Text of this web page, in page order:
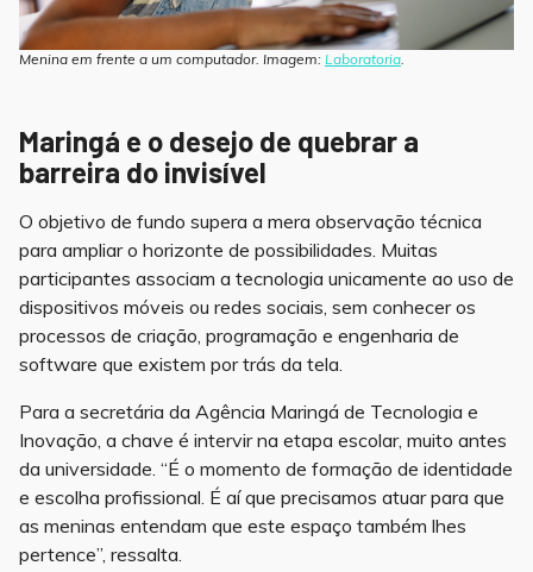
Menina em frente a um computador. Imagem: Laboratoria.
Maringá e o desejo de quebrar a
barreira do invisível
O objetivo de fundo supera a mera observação técnica
para ampliar o horizonte de possibilidades. Muitas
participantes associam a tecnologia unicamente ao uso de
dispositivos móveis ou redes sociais, sem conhecer os
processos de criação, programação e engenharia de
software que existem por trás da tela.
Para a secretária da Agência Maringá de Tecnologia e
Inovação, a chave é intervir na etapa escolar, muito antes
da universidade. “É o momento de formação de identidade
e escolha profissional. É aí que precisamos atuar para que
as meninas entendam que este espaço também lhes
pertence”, ressalta.